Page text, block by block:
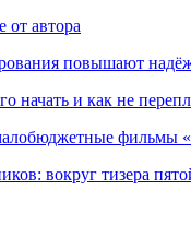
от автора
повышают
начать и как не
фильмы
вокруг тизера